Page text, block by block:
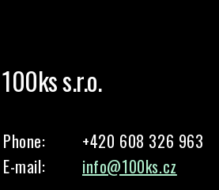
100ks s.r.o.
Phone:
+420 608 326 963
E-mail:
info@100ks.cz